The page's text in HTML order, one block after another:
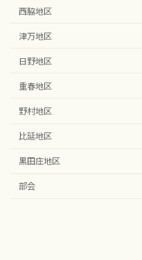
西脇地区
津万地区
日野地区
重春地区
野村地区
比延地区
黒田庄地区
部会